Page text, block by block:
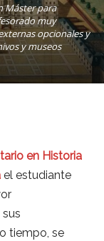
Máster para
muy
opcionales y
y museos
en Historia
el estudiante
tiempo, se